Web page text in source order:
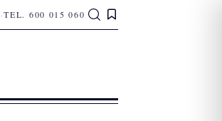
·TEL. 600 015 060